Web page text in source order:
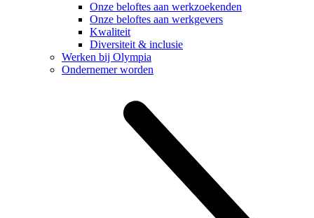
Onze beloftes aan werkzoekenden
Onze beloftes aan werkgevers
Kwaliteit
Diversiteit & inclusie
Werken bij Olympia
Ondernemer worden